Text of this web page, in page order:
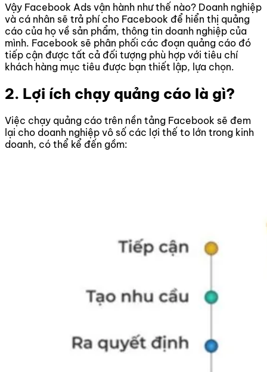
Vậy Facebook Ads vận hành như thế nào? Doanh nghiệp
và cá nhân sẽ trả phí cho Facebook để hiển thị quảng
cáo của họ về sản phẩm, thông tin doanh nghiệp của
mình. Facebook sẽ phân phối các đoạn quảng cáo đó
tiếp cận được tất cả đối tượng phù hợp với tiêu chí
khách hàng mục tiêu được bạn thiết lập, lựa chọn.
2. Lợi ích chạy quảng cáo là gì?
Việc chạy quảng cáo trên nền tảng Facebook sẽ đem
lại cho doanh nghiệp vô số các lợi thế to lớn trong kinh
doanh, có thể kể đến gồm: